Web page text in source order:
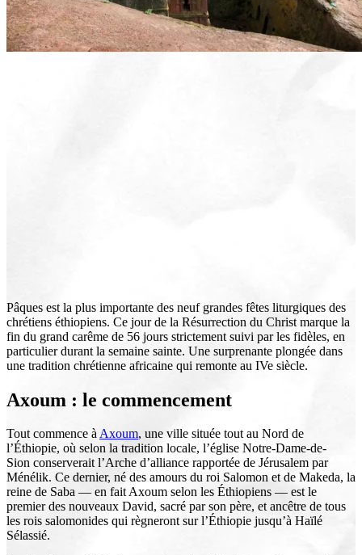
Pâques est la plus importante des neuf grandes fêtes liturgiques des
chrétiens éthiopiens. Ce jour de la Résurrection du Christ marque la
fin du grand carême de 56 jours strictement suivi par les fidèles, en
particulier durant la semaine sainte. Une surprenante plongée dans
une tradition chrétienne africaine qui remonte au IVe siècle.
Axoum : le commencement
Tout commence àAxoum, une ville située tout au Nord de
l’Éthiopie, où selon la tradition locale, l’église Notre-Dame-de-
Sion conserverait l’Arche d’alliance rapportée de Jérusalem par
Ménélik. Ce dernier, né des amours du roi Salomon et de Makeda, la
reine de Saba — en fait Axoum selon les Éthiopiens — est le
premier des nouveaux David, sacré par son père, et ancêtre de tous
les rois salomonides qui règneront sur l’Éthiopie jusqu’à Haïlé
Sélassié.